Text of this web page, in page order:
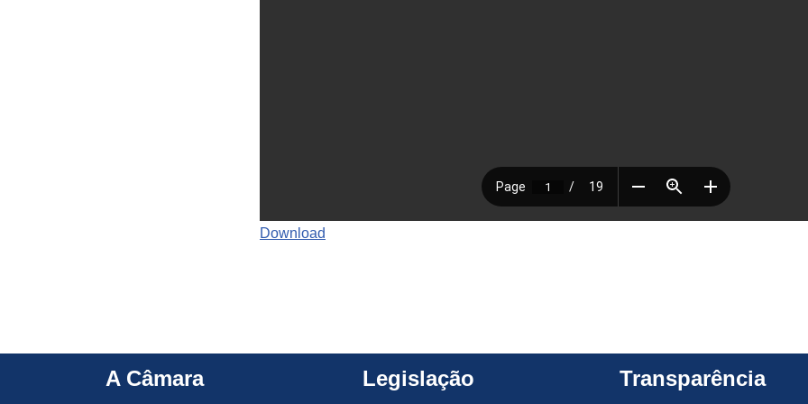
Download
A Câmara Legislação Transparência